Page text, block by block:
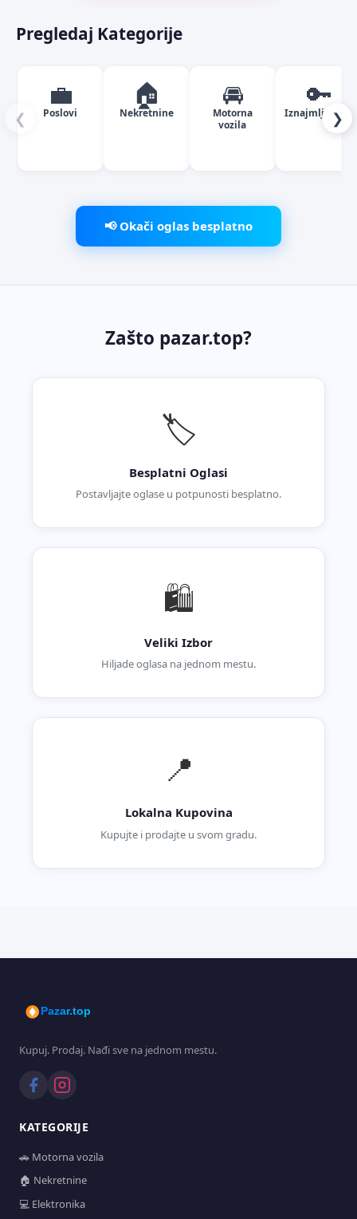
Pregledaj Kategorije
❮
💼
Poslovi
🏠
Nekretnine
🚘
Motorna
vozila
🔑
Iznajmljivanje
❯
📢 Okači oglas besplatno
Zašto pazar.top?
🏷️
Besplatni Oglasi
Postavljajte oglase u potpunosti besplatno.
🛍️
Veliki Izbor
Hiljade oglasa na jednom mestu.
📍
Lokalna Kupovina
Kupujte i prodajte u svom gradu.
Pazar.top
Kupuj. Prodaj. Nađi sve na jednom mestu.
KATEGORIJE
🚗 Motorna vozila
🏠 Nekretnine
💻 Elektronika